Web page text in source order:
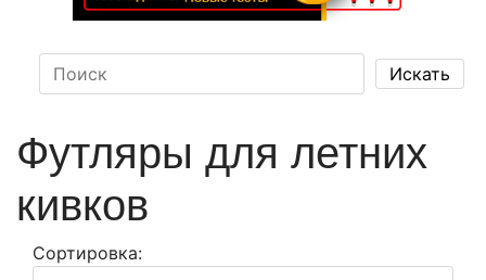
Футляры для летних
кивков
Сортировка: